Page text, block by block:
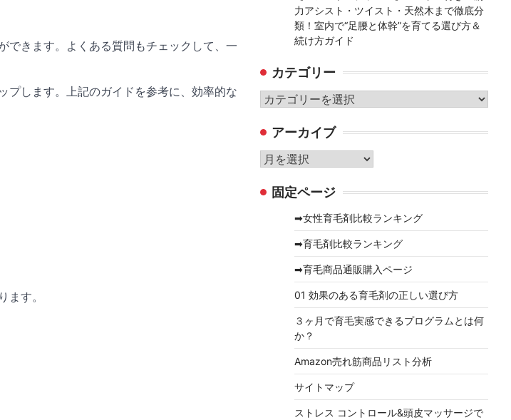
できます。よくある質問もチェックして、一
プします。上記のガイドを参考に、効率的な
す。
力アシスト・ツイスト・天然木まで徹底分
類！室内で“足腰と体幹”を育てる選び方＆
続け方ガイド
カテゴリー
カ
ゴ
リ
ー
アーカイブ
ア
カ 固定ページ
➡女性育毛剤比較ランキング
➡育毛剤比較ランキング
➡育毛商品通販購入ページ
01 効果のある育毛剤の正しい選び方
３ヶ月で育毛実感できるプログラムとは何
か？
Amazon売れ筋商品リスト分析
サイトマップ
ストレス コントロール&頭皮マッサージで